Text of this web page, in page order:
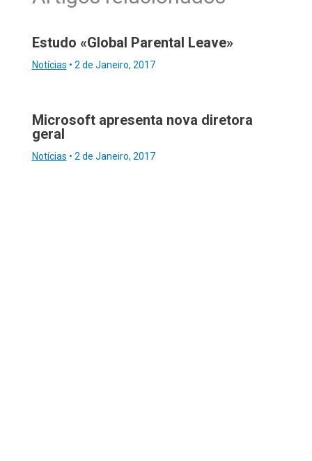
Estudo «Global Parental Leave»
Notícias • 2 de Janeiro, 2017
Microsoft apresenta nova diretora
geral
Notícias • 2 de Janeiro, 2017